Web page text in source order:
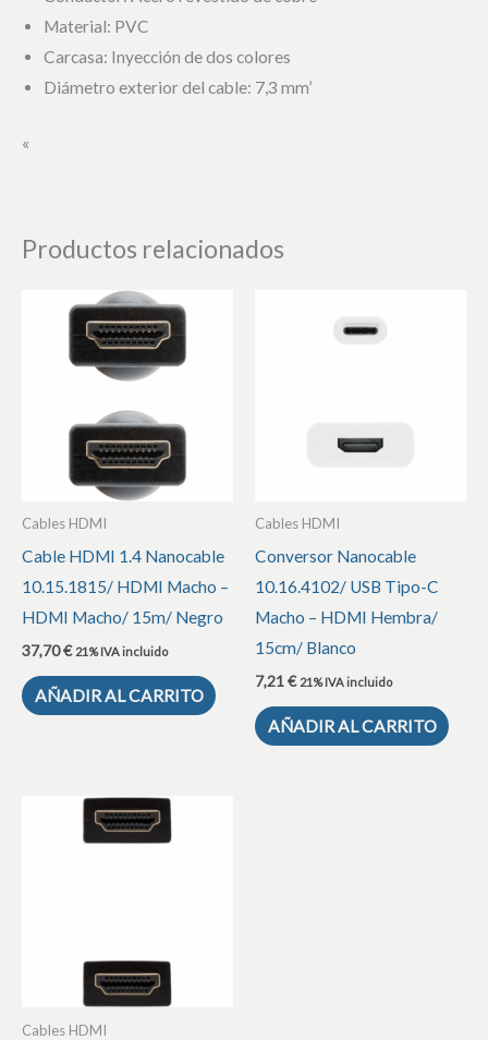
Material: PVC
Carcasa: Inyección de dos colores
Diámetro exterior del cable: 7,3 mm’
«
Productos relacionados
Cables HDMI
Cable HDMI 1.4 Nanocable
10.15.1815/ HDMI Macho –
HDMI Macho/ 15m/ Negro
37,70€ 21% IVA incluido
AÑADIR AL CARRITO
Cables HDMI
Conversor Nanocable
10.16.4102/ USB Tipo-C
Macho – HDMI Hembra/
15cm/ Blanco
7,21€ 21% IVA incluido
AÑADIR AL CARRITO
Cables HDMI